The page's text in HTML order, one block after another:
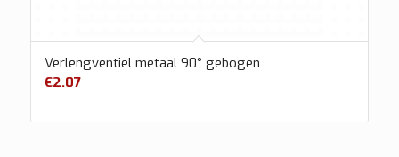
Verlengventiel metaal 90° gebogen
€2.07